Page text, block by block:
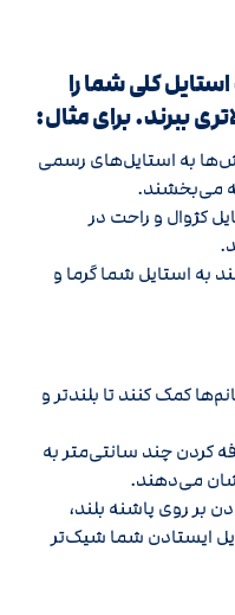
کلی شما را
ببرند. برای مثال:
به استایل‌های رسمی
می‌بخشند.
کژوال و راحت در
به استایل شما گرما و
کمک کنند تا بلندتر و
کردن چند سانتی‌متر به
می‌دهند.
بر روی پاشنه بلند،
ایستادن شما شیک‌تر